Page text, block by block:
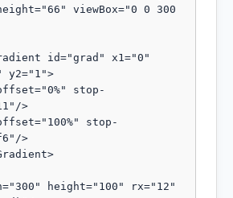
viewBox="0 0 300
y2="1">
>
>